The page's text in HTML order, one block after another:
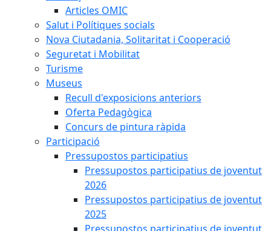
Articles OMIC
Salut i Polítiques socials
Nova Ciutadania, Solitaritat i Cooperació
Seguretat i Mobilitat
Turisme
Museus
Recull d'exposicions anteriors
Oferta Pedagògica
Concurs de pintura ràpida
Participació
Pressupostos participatius
Pressupostos participatius de joventut
2026
Pressupostos participatius de joventut
2025